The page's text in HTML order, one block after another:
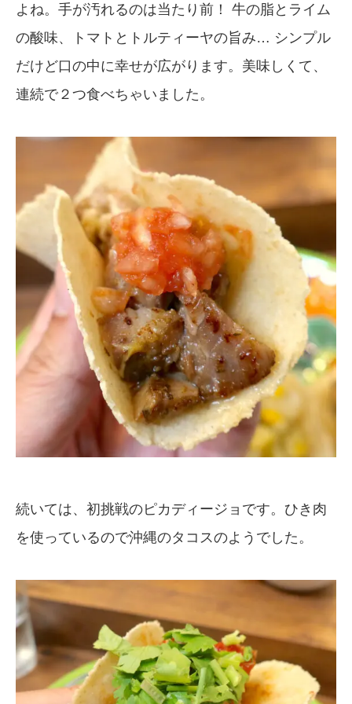
よね。手が汚れるのは当たり前！ 牛の脂とライム
の酸味、トマトとトルティーヤの旨み… シンプル
だけど口の中に幸せが広がります。美味しくて、
連続で２つ食べちゃいました。
続いては、初挑戦のピカディージョです。ひき肉
を使っているので沖縄のタコスのようでした。